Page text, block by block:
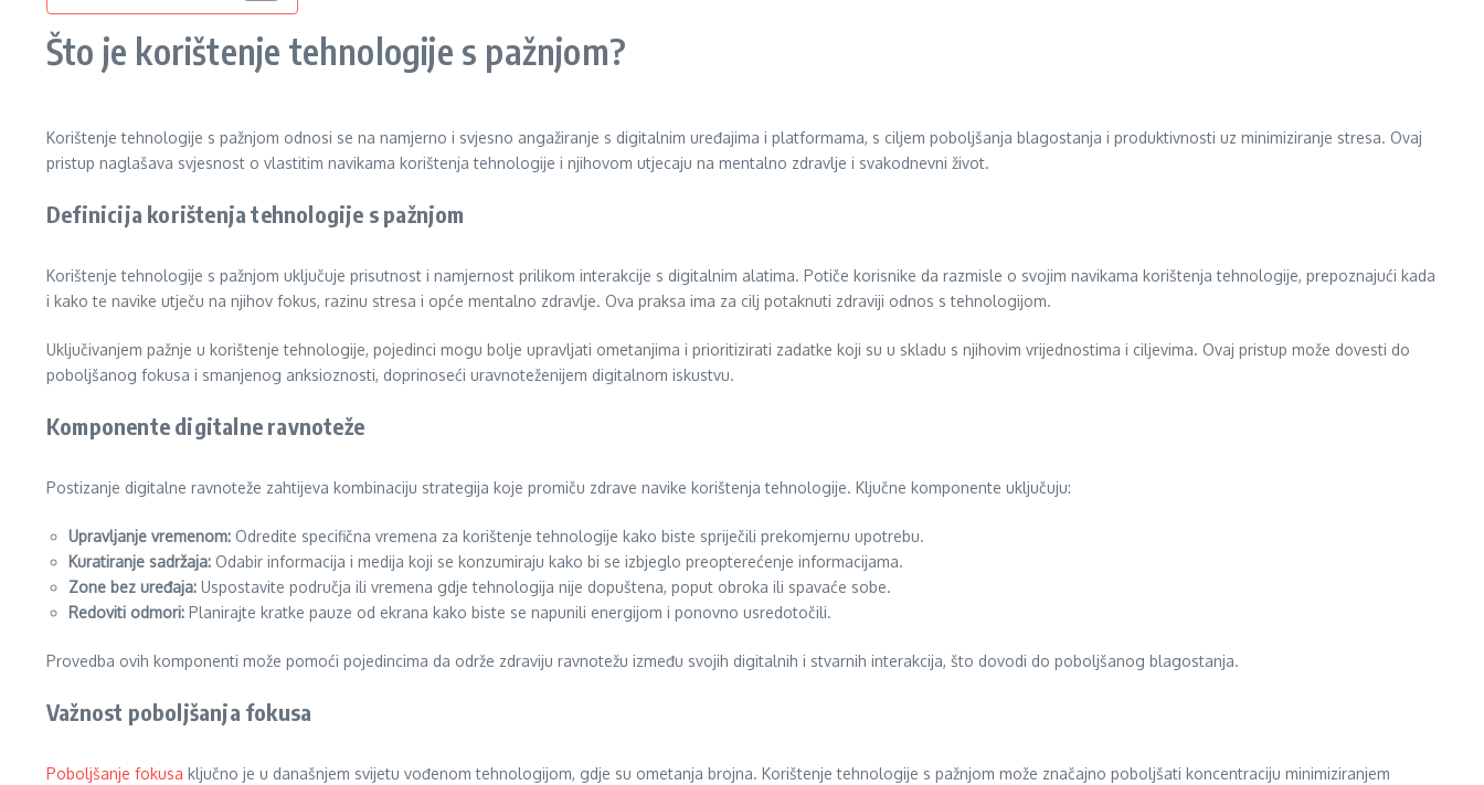
Što je korištenje tehnologije s pažnjom?
Korištenje tehnologije s pažnjom odnosi se na namjerno i svjesno angažiranje s digitalnim uređajima i platformama, s ciljem poboljšanja blagostanja i produktivnosti uz minimiziranje stresa. Ovaj
pristup naglašava svjesnost o vlastitim navikama korištenja tehnologije i njihovom utjecaju na mentalno zdravlje i svakodnevni život.
Definicija korištenja tehnologije s pažnjom
Korištenje tehnologije s pažnjom uključuje prisutnost i namjernost prilikom interakcije s digitalnim alatima. Potiče korisnike da razmisle o svojim navikama korištenja tehnologije, prepoznajući kada
i kako te navike utječu na njihov fokus, razinu stresa i opće mentalno zdravlje. Ova praksa ima za cilj potaknuti zdraviji odnos s tehnologijom.
Uključivanjem pažnje u korištenje tehnologije, pojedinci mogu bolje upravljati ometanjima i prioritizirati zadatke koji su u skladu s njihovim vrijednostima i ciljevima. Ovaj pristup može dovesti do
poboljšanog fokusa i smanjenog anksioznosti, doprinoseći uravnoteženijem digitalnom iskustvu.
Komponente digitalne ravnoteže
Postizanje digitalne ravnoteže zahtijeva kombinaciju strategija koje promiču zdrave navike korištenja tehnologije. Ključne komponente uključuju:
Upravljanje vremenom: Odredite specifična vremena za korištenje tehnologije kako biste spriječili prekomjernu upotrebu.
Kuratiranje sadržaja: Odabir informacija i medija koji se konzumiraju kako bi se izbjeglo preopterećenje informacijama.
Zone bez uređaja: Uspostavite područja ili vremena gdje tehnologija nije dopuštena, poput obroka ili spavaće sobe.
Redoviti odmori: Planirajte kratke pauze od ekrana kako biste se napunili energijom i ponovno usredotočili.
Provedba ovih komponenti može pomoći pojedincima da održe zdraviju ravnotežu između svojih digitalnih i stvarnih interakcija, što dovodi do poboljšanog blagostanja.
Važnost poboljšanja fokusa
Poboljšanje fokusa ključno je u današnjem svijetu vođenom tehnologijom, gdje su ometanja brojna. Korištenje tehnologije s pažnjom može značajno poboljšati koncentraciju minimiziranjem